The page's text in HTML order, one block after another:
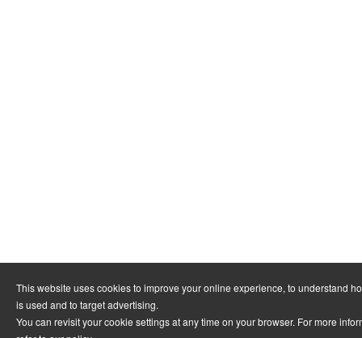
This website uses cookies to improve your online experience, to understand
is used and to target advertising.
You can revisit your cookie settings at any time on your browser. For more